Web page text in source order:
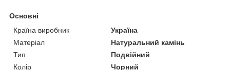
Основні
Країна виробник
Україна
Матеріал
Натуральний камінь
Тип
Подвійний
Колір
Чорний